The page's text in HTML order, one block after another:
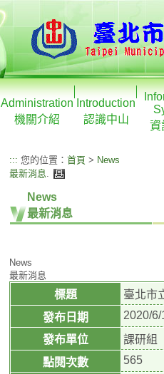
Administration
機關介紹
Introduction
認識中山
資
::: 您的位置： 首頁 > News
最新消息.
News
最新消息
News
最新消息
標題
臺北市
發布日期
2020/6/
發布單位
課研組
點閱次數
565